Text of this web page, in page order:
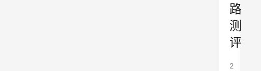
路
测
评
2